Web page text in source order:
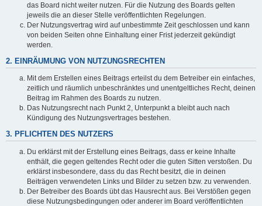
das Board nicht weiter nutzen. Für die Nutzung des Boards gelten
jeweils die an dieser Stelle veröffentlichten Regelungen.
Der Nutzungsvertrag wird auf unbestimmte Zeit geschlossen und kann
von beiden Seiten ohne Einhaltung einer Frist jederzeit gekündigt
werden.
2. EINRÄUMUNG VON NUTZUNGSRECHTEN
Mit dem Erstellen eines Beitrags erteilst du dem Betreiber ein einfaches,
zeitlich und räumlich unbeschränktes und unentgeltliches Recht, deinen
Beitrag im Rahmen des Boards zu nutzen.
Das Nutzungsrecht nach Punkt 2, Unterpunkt a bleibt auch nach
Kündigung des Nutzungsvertrages bestehen.
3. PFLICHTEN DES NUTZERS
Du erklärst mit der Erstellung eines Beitrags, dass er keine Inhalte
enthält, die gegen geltendes Recht oder die guten Sitten verstoßen. Du
erklärst insbesondere, dass du das Recht besitzt, die in deinen
Beiträgen verwendeten Links und Bilder zu setzen bzw. zu verwenden.
Der Betreiber des Boards übt das Hausrecht aus. Bei Verstößen gegen
diese Nutzungsbedingungen oder anderer im Board veröffentlichten